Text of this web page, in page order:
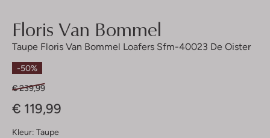
Floris Van Bommel
Taupe Floris Van Bommel Loafers Sfm-40023 De Oister
-50%
€ 239,99
€ 119,99
Kleur: Taupe